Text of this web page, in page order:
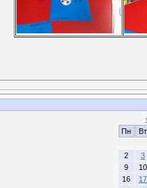
Пн
Вт
2
3
9
10
16
17